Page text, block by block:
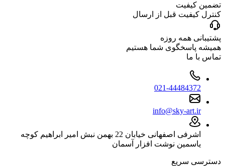
تضمین کیفیت
کنترل کیفیت قبل از ارسال
پشتیبانی همه روزه
همیشه پاسخگوی شما هستیم
تماس با ما
021-44484372
info@sky-art.ir
اشرفی اصفهانی خیابان 22 بهمن نبش امیر ابراهیم کوچه
یاسمین نوشت افزار آسمان
دسترسی سریع